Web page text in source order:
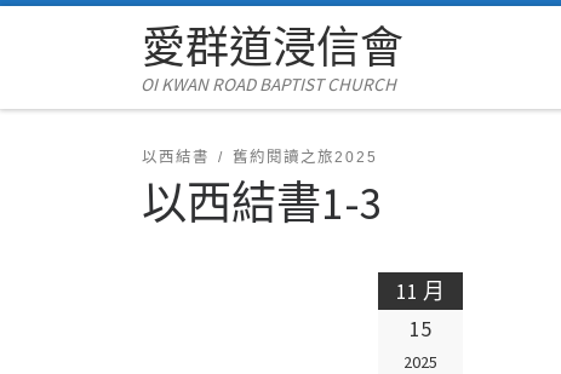
Skip to content愛群道浸信會
OI KWAN ROAD BAPTIST CHURCH
以西結書 舊約閱讀之旅2025
以西結書1-3
11 月
15
2025